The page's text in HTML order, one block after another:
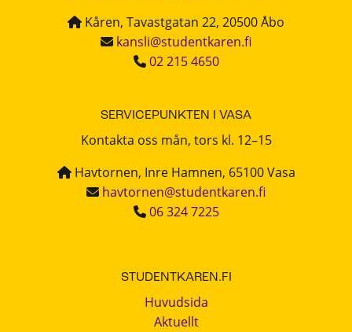
Kåren, Tavastgatan 22, 20500 Åbo
kansli@studentkaren.fi
02 215 4650
SERVICEPUNKTEN I VASA
Kontakta oss mån, tors kl. 12–15
Havtornen, Inre Hamnen, 65100 Vasa
havtornen@studentkaren.fi
06 324 7225
STUDENTKAREN.FI
Huvudsida
Aktuellt